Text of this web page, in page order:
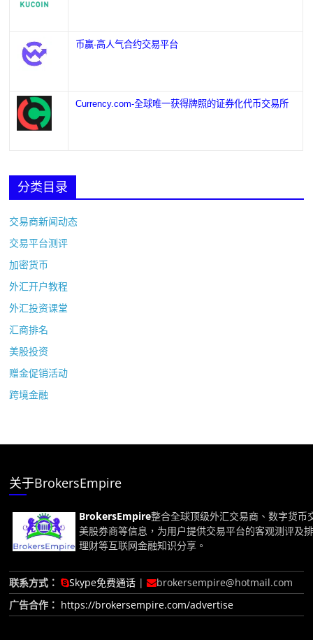
币赢-高人气合约交易平台
Currency.com-全球唯一获得牌照的证券化代币交易所
分类目录
交易商新闻动态
交易平台测评
加密货币
外汇开户教程
外汇投资课堂
汇商排名
美股投资
赠金促销活动
跨境金融
关于BrokersEmpire
BrokersEmpire整合全球顶级外汇交易商、数字货币
美股券商等信息，为用户提供交易平台的客观测评及
理财等互联网金融知识分享。
联系方式： Skype免费通话 |
brokersempire@hotmail.com
广告合作： https://brokersempire.com/advertise